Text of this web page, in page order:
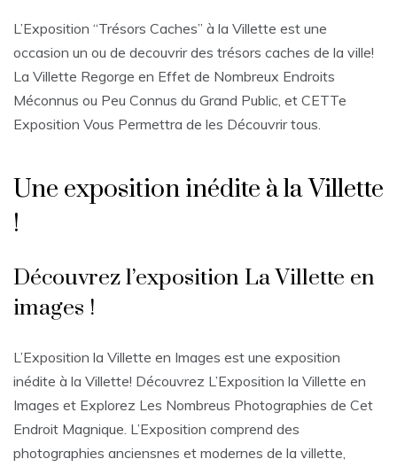
L’Exposition “Trésors Caches” à la Villette est une
occasion un ou de decouvrir des trésors caches de la ville!
La Villette Regorge en Effet de Nombreux Endroits
Méconnus ou Peu Connus du Grand Public, et CETTe
Exposition Vous Permettra de les Découvrir tous.
Une exposition inédite à la Villette
!
Découvrez l’exposition La Villette en
images !
L’Exposition la Villette en Images est une exposition
inédite à la Villette! Découvrez L’Exposition la Villette en
Images et Explorez Les Nombreus Photographies de Cet
Endroit Magnique. L’Exposition comprend des
photographies anciensnes et modernes de la villette,